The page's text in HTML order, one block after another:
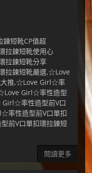
短靴CP值超
拉鍊短靴使用心
拉鍊短靴分享
拉鍊短靴嚴選,☆Love
大推,☆Love Girl☆率
Girl☆率性造型
Girl☆率性造型前V口
率性造型前V口單扣
前V口單扣環拉鍊短
閱讀更多